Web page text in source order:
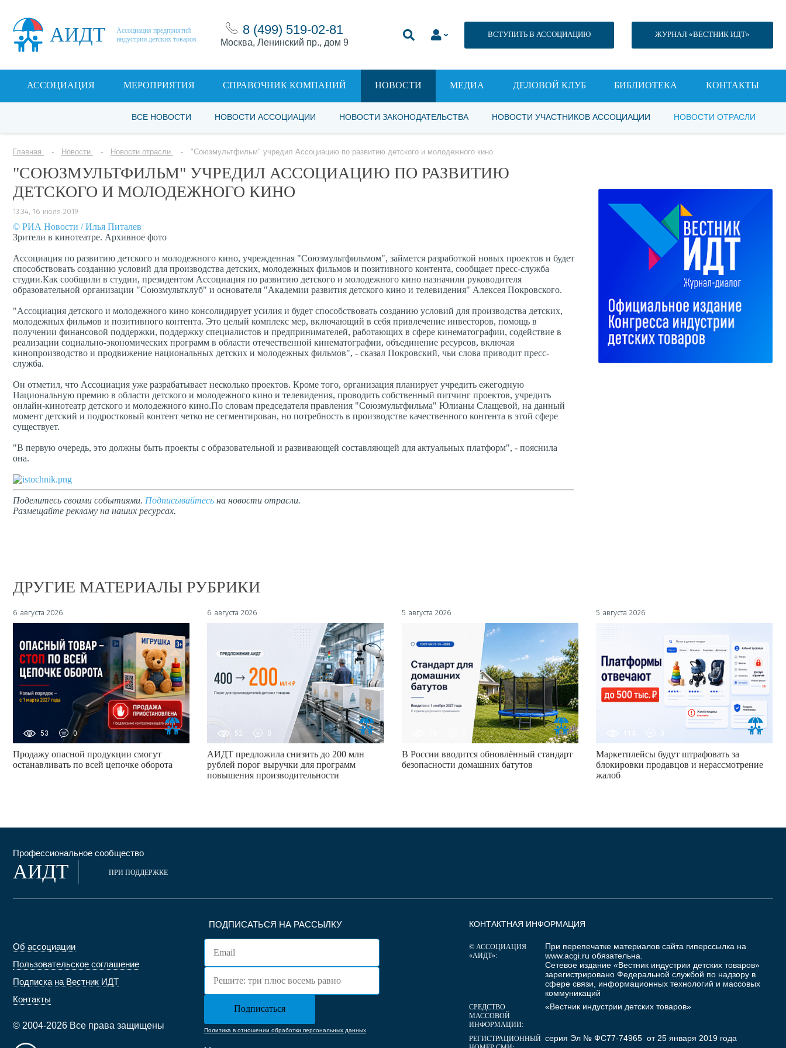
АИДТ
Ассоциация предприятий
индустрии детских товаров
8 (499) 519-02-81
Москва, Ленинский пр., дом 9
ВСТУПИТЬ В АССОЦИАЦИЮ ЖУРНАЛ «ВЕСТНИК ИДТ»
АССОЦИАЦИЯ МЕРОПРИЯТИЯ СПРАВОЧНИК КОМПАНИЙ НОВОСТИ МЕДИА ДЕЛОВОЙ КЛУБ БИБЛИОТЕКА КОНТАКТЫ
ВСЕ НОВОСТИ НОВОСТИ АССОЦИАЦИИ НОВОСТИ ЗАКОНОДАТЕЛЬСТВА НОВОСТИ УЧАСТНИКОВ АССОЦИАЦИИ НОВОСТИ ОТРАСЛИ
Главная Новости Новости отрасли "Союзмультфильм" учредил Ассоциацию по развитию детского и молодежного кино
"СОЮЗМУЛЬТФИЛЬМ" УЧРЕДИЛ АССОЦИАЦИЮ ПО РАЗВИТИЮ
ДЕТСКОГО И МОЛОДЕЖНОГО КИНО
13:34, 16 июля 2019
© РИА Новости / Илья Питалев
Зрители в кинотеатре. Архивное фото
Ассоциация по развитию детского и молодежного кино, учрежденная "Союзмультфильмом", займется разработкой новых проектов и будет
способствовать созданию условий для производства детских, молодежных фильмов и позитивного контента, сообщает пресс-служба
студии.Как сообщили в студии, президентом Ассоциация по развитию детского и молодежного кино назначили руководителя
образовательной организации "Союзмультклуб" и основателя "Академии развития детского кино и телевидения" Алексея Покровского.
"Ассоциация детского и молодежного кино консолидирует усилия и будет способствовать созданию условий для производства детских,
молодежных фильмов и позитивного контента. Это целый комплекс мер, включающий в себя привлечение инвесторов, помощь в
получении финансовой поддержки, поддержку специалистов и предпринимателей, работающих в сфере кинематографии, содействие в
реализации социально-экономических программ в области отечественной кинематографии, объединение ресурсов, включая
кинопроизводство и продвижение национальных детских и молодежных фильмов", - сказал Покровский, чьи слова приводит пресс-
служба.
Он отметил, что Ассоциация уже разрабатывает несколько проектов. Кроме того, организация планирует учредить ежегодную
Национальную премию в области детского и молодежного кино и телевидения, проводить собственный питчинг проектов, учредить
онлайн-кинотеатр детского и молодежного кино.По словам председателя правления "Союзмультфильма" Юлианы Слащевой, на данный
момент детский и подростковый контент четко не сегментирован, но потребность в производстве качественного контента в этой сфере
существует.
"В первую очередь, это должны быть проекты с образовательной и развивающей составляющей для актуальных платформ", - пояснила
она.
Поделитесь своими событиями. Подписывайтесь на новости отрасли.
Размещайте рекламу на наших ресурсах.
ДРУГИЕ МАТЕРИАЛЫ РУБРИКИ
6 августа 2026
53 0
Продажу опасной продукции смогут
останавливать по всей цепочке оборота
6 августа 2026
52 0
АИДТ предложила снизить до 200 млн
рублей порог выручки для программ
повышения производительности
5 августа 2026
В России вводится обновлённый стандарт
безопасности домашних батутов
5 августа 2026
Маркетплейсы будут штрафовать за
блокировки продавцов и нерассмотрение
жалоб
Профессиональное сообщество
АИДТ ПРИ ПОДДЕРЖКЕ
Об ассоциации
Пользовательское соглашение
Подписка на Вестник ИДТ
Контакты
© 2004-2026 Все права защищены
ПОДПИСАТЬСЯ НА РАССЫЛКУ
Политика в отношении обработки персональных данных
КОНТАКТНАЯ ИНФОРМАЦИЯ
© АССОЦИАЦИЯ
«АИДТ»:
При перепечатке материалов сайта гиперссылка на
www.acgi.ru обязательна.
Сетевое издание «Вестник индустрии детских товаров»
зарегистрировано Федеральной службой по надзору в
сфере связи, информационных технологий и массовых
коммуникаций
СРЕДСТВО
МАССОВОЙ
ИНФОРМАЦИИ:
«Вестник индустрии детских товаров»
РЕГИСТРАЦИОННЫЙ серия Эл № ФС77-74965 от 25 января 2019 года